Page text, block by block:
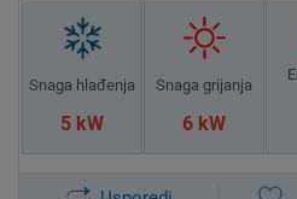
- plaćanje karticom do 24
- plaćanje na
- plaćanje prilikom
- Ovlaštena montaža u cijeloj
Snaga hlađenja
5 kW
Snaga grijanja
6 kW